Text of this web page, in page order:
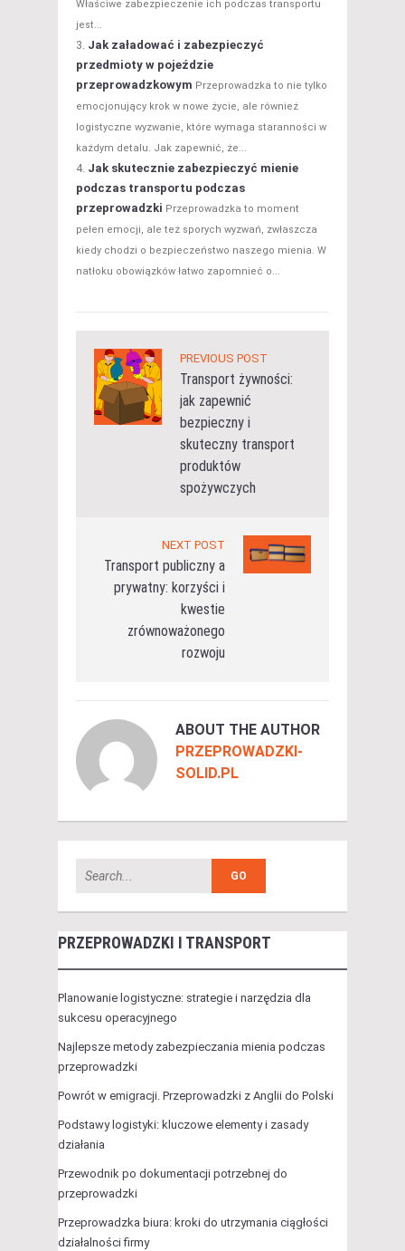
Właściwe zabezpieczenie ich podczas transportu
jest...
Jak załadować i zabezpieczyć
przedmioty w pojeździe
przeprowadzkowym Przeprowadzka to nie tylko
emocjonujący krok w nowe życie, ale również
logistyczne wyzwanie, które wymaga staranności w
każdym detalu. Jak zapewnić, że...
Jak skutecznie zabezpieczyć mienie
podczas transportu podczas
przeprowadzki Przeprowadzka to moment
pełen emocji, ale też sporych wyzwań, zwłaszcza
kiedy chodzi o bezpieczeństwo naszego mienia. W
natłoku obowiązków łatwo zapomnieć o...
PREVIOUS POST
Transport żywności:
jak zapewnić
bezpieczny i
skuteczny transport
produktów
spożywczych
NEXT POST
Transport publiczny a
prywatny: korzyści i
kwestie
zrównoważonego
rozwoju
ABOUT THE AUTHOR
PRZEPROWADZKI-
SOLID.PL
PRZEPROWADZKI I TRANSPORT
Planowanie logistyczne: strategie i narzędzia dla
sukcesu operacyjnego
Najlepsze metody zabezpieczania mienia podczas
przeprowadzki
Powrót w emigracji. Przeprowadzki z Anglii do Polski
Podstawy logistyki: kluczowe elementy i zasady
działania
Przewodnik po dokumentacji potrzebnej do
przeprowadzki
Przeprowadzka biura: kroki do utrzymania ciągłości
działalności firmy